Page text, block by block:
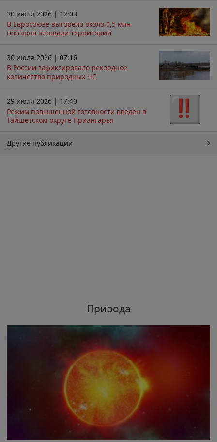
30 июля 2026 | 12:03
В Евросоюзе выгорело около 0,5 млн
гектаров площади территорий
30 июля 2026 | 07:16
В России зафиксировало рекордное
количество природных ЧС
29 июля 2026 | 17:40
Режим повышенной готовности введён в
Тайшетском округе Приангарья
Другие публикации
Природа